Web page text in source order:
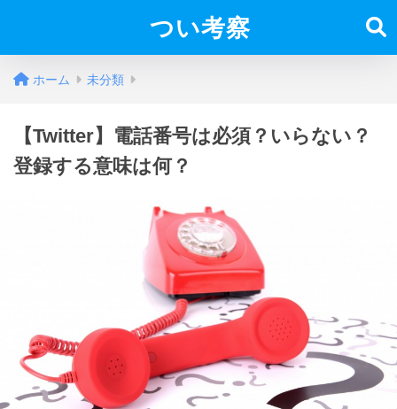
つい考察
ホーム 未分類
【Twitter】電話番号は必須？いらない？
登録する意味は何？